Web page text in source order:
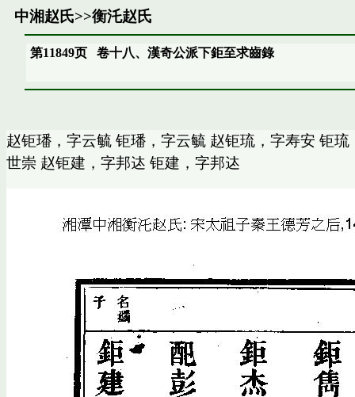
中湘赵氏>>衡汑赵氏
第11849页卷十八、漢奇公派下鉅至求齒錄
赵钜璠，字云毓 钜璠，字云毓 赵钜琉，字寿安 钜
世崇 赵钜建，字邦迏 钜建，字邦迏